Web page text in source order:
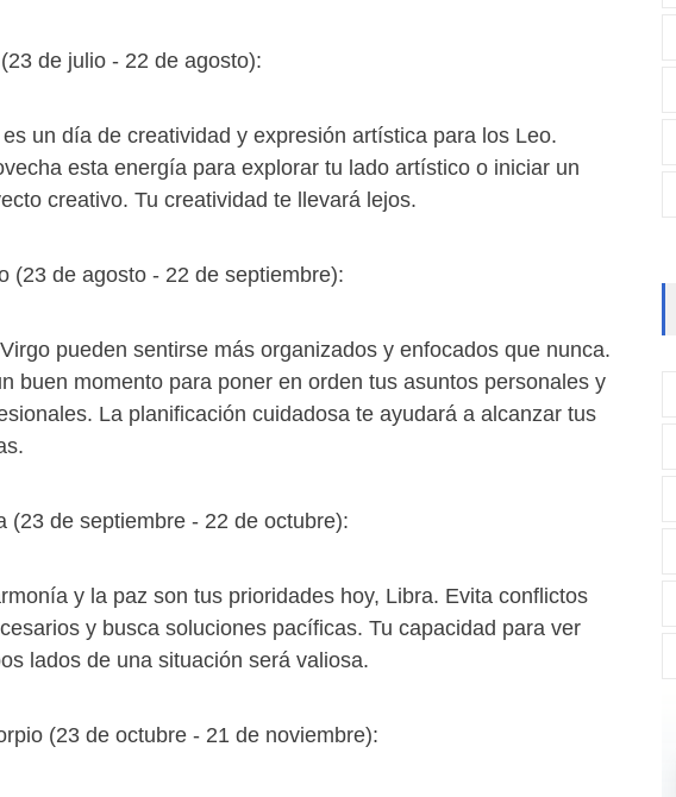
de julio - 22 de agosto):
es un día de creatividad y expresión artística para los Leo.
esta energía para explorar tu lado artístico o iniciar un
creativo. Tu creatividad te llevará lejos.
(23 de agosto - 22 de septiembre):
pueden sentirse más organizados y enfocados que nunca.
buen momento para poner en orden tus asuntos personales y
La planificación cuidadosa te ayudará a alcanzar tus
(23 de septiembre - 22 de octubre):
y la paz son tus prioridades hoy, Libra. Evita conflictos
y busca soluciones pacíficas. Tu capacidad para ver
lados de una situación será valiosa.
(23 de octubre - 21 de noviembre):